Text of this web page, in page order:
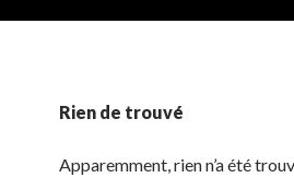
Rien de trouvé
Apparemment, rien n’a été